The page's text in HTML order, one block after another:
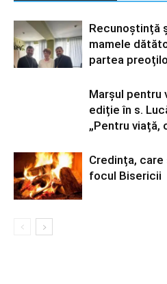
Recunoștință
mamele
partea
Marșul pentru
ediție în s.
„Pentru viață,
Credința,
focul Bisericii